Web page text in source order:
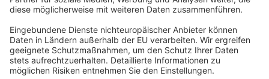
Umsatzsteuer-Identifikationsnummer: DE 114236103
Freistellungsbescheid: Als gemeinnützige Körperschaft befreit
von der Körperschaftssteuer gem. §5 I 9 KStg. unter der
Steuernummer 27/641/09321